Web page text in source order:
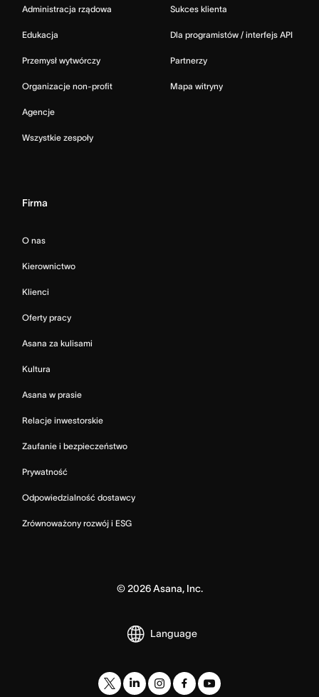
Administracja rządowa
Edukacja
Przemysł wytwórczy
Organizacje non-profit
Agencje
Wszystkie zespoły
Sukces klienta
Dla programistów / interfejs API
Partnerzy
Mapa witryny
Firma
O nas
Kierownictwo
Klienci
Oferty pracy
Asana za kulisami
Kultura
Asana w prasie
Relacje inwestorskie
Zaufanie i bezpieczeństwo
Prywatność
Odpowiedzialność dostawcy
Zrównoważony rozwój i ESG
©2026Asana, Inc.
Language